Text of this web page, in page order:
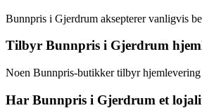
Bunnpris i Gjerdrum aksepterer vanligvis
Tilbyr Bunnpris i Gjerdrum
Noen Bunnpris-butikker tilbyr hjemlevering
Har Bunnpris i Gjerdrum et